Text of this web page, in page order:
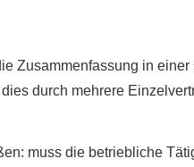
Zusammenfassung in einer
durch mehrere
muss die betriebliche